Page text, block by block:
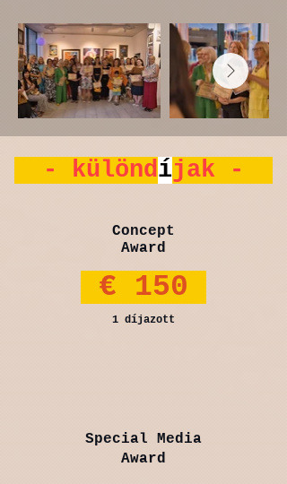
- különdíjak -
Concept
Award
€ 150
1 díjazott
Special Media
Award